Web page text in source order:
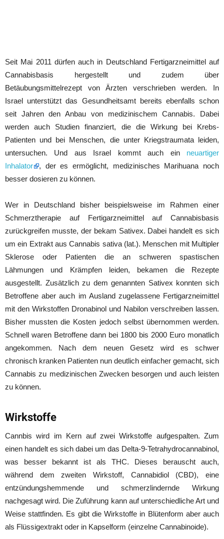
Seit Mai 2011 dürfen auch in Deutschland Fertigarzneimittel auf
Cannabisbasis hergestellt und zudem über
Betäubungsmittelrezept von Ärzten verschrieben werden. In
Israel unterstützt das Gesundheitsamt bereits ebenfalls schon
seit Jahren den Anbau von medizinischem Cannabis. Dabei
werden auch Studien finanziert, die die Wirkung bei Krebs-
Patienten und bei Menschen, die unter Kriegstraumata leiden,
untersuchen. Und aus Israel kommt auch ein neuartiger
Inhalator
, der es ermöglicht, medizinisches Marihuana noch
besser dosieren zu können.
Wer in Deutschland bisher beispielsweise im Rahmen einer
Schmerztherapie auf Fertigarzneimittel auf Cannabisbasis
zurückgreifen musste, der bekam Sativex. Dabei handelt es sich
um ein Extrakt aus Cannabis sativa (lat.). Menschen mit Multipler
Sklerose oder Patienten die an schweren spastischen
Lähmungen und Krämpfen leiden, bekamen die Rezepte
ausgestellt. Zusätzlich zu dem genannten Sativex konnten sich
Betroffene aber auch im Ausland zugelassene Fertigarzneimittel
mit den Wirkstoffen Dronabinol und Nabilon verschreiben lassen.
Bisher mussten die Kosten jedoch selbst übernommen werden.
Schnell waren Betroffene dann bei 1800 bis 2000 Euro monatlich
angekommen. Nach dem neuen Gesetz wird es schwer
chronisch kranken Patienten nun deutlich einfacher gemacht, sich
Cannabis zu medizinischen Zwecken besorgen und auch leisten
zu können.
Wirkstoffe
Cannbis wird im Kern auf zwei Wirkstoffe aufgespalten. Zum
einen handelt es sich dabei um das Delta-9-Tetrahydrocannabinol,
was besser bekannt ist als THC. Dieses berauscht auch,
während dem zweiten Wirkstoff, Cannabidiol (CBD), eine
entzündungshemmende und schmerzlindernde Wirkung
nachgesagt wird. Die Zuführung kann auf unterschiedliche Art und
Weise stattfinden. Es gibt die Wirkstoffe in Blütenform aber auch
als Flüssigextrakt oder in Kapselform (einzelne Cannabinoide).